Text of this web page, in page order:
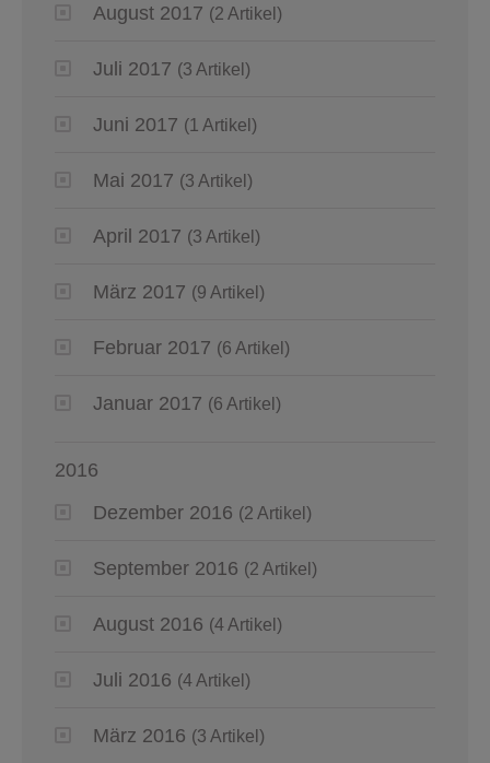
August 2017 (2 Artikel)
Juli 2017 (3 Artikel)
Juni 2017 (1 Artikel)
Mai 2017 (3 Artikel)
April 2017 (3 Artikel)
März 2017 (9 Artikel)
Februar 2017 (6 Artikel)
Januar 2017 (6 Artikel)
2016
Dezember 2016 (2 Artikel)
September 2016 (2 Artikel)
August 2016 (4 Artikel)
Juli 2016 (4 Artikel)
März 2016 (3 Artikel)